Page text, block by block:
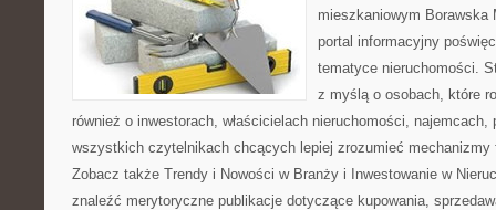
mieszkaniowym Borawska
portal informacyjny
tematyce nieruchomości.
z myślą o osobach, które
również o inwestorach, właścicielach nieruchomości, najemcach,
wszystkich czytelnikach chcących lepiej zrozumieć mechanizmy
Zobacz także Trendy i Nowości w Branży i Inwestowanie w
znaleźć merytoryczne publikacje dotyczące kupowania,